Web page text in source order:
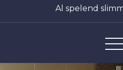
Al spelend